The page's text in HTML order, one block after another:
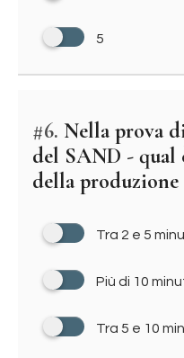
5
#6. Nella prova
del SAND - qual
della produzione
Tra 2 e 5
Più di 10
Tra 5 e 10